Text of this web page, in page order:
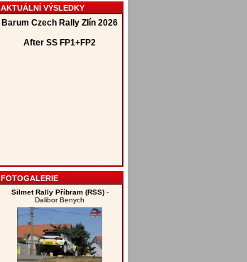
AKTUÁLNÍ VÝSLEDKY
FOTOGALERIE
Silmet Rally Příbram (RSS)-
Dalibor Benych